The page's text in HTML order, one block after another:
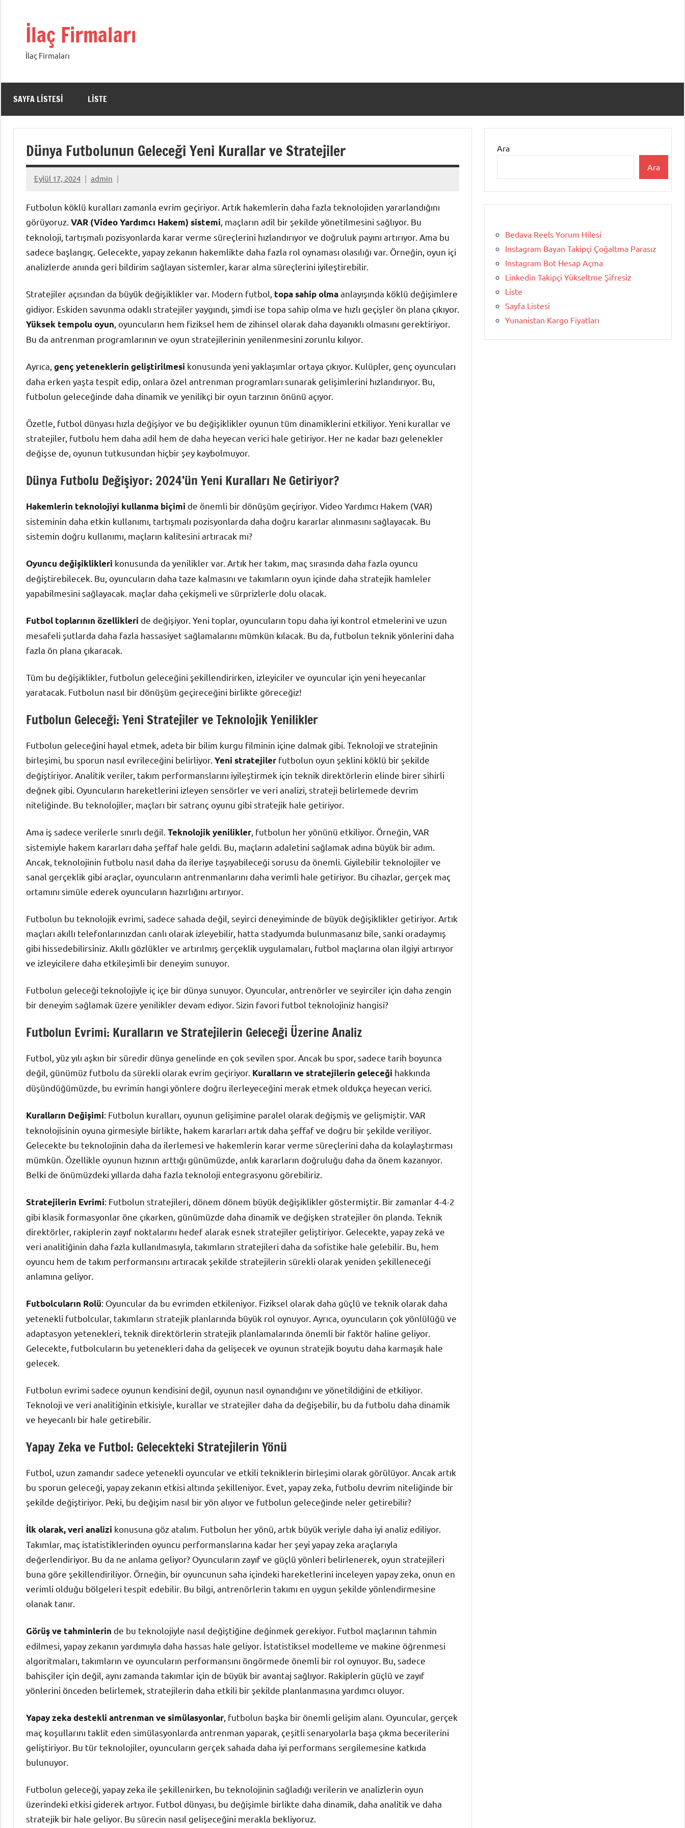
İlaç Firmaları
İlaç Firmaları
SAYFA LISTESI LISTE
Dünya Futbolunun Geleceği Yeni Kurallar ve Stratejiler
Eylül 17, 2024 admin
Futbolun köklü kuralları zamanla evrim geçiriyor. Artık hakemlerin daha fazla teknolojiden yararlandığını
görüyoruz. VAR (Video Yardımcı Hakem) sistemi , maçların adil bir şekilde yönetilmesini sağlıyor. Bu
teknoloji, tartışmalı pozisyonlarda karar verme süreçlerini hızlandırıyor ve doğruluk payını artırıyor. Ama bu
sadece başlangıç. Gelecekte, yapay zekanın hakemlikte daha fazla rol oynaması olasılığı var. Örneğin, oyun içi
analizlerde anında geri bildirim sağlayan sistemler, karar alma süreçlerini iyileştirebilir.
Stratejiler açısından da büyük değişiklikler var. Modern futbol, topa sahip olmaanlayışında köklü değişimlere
gidiyor. Eskiden savunma odaklı stratejiler yaygındı, şimdi ise topa sahip olma ve hızlı geçişler ön plana çıkıyor.
Yüksek tempolu oyun , oyuncuların hem fiziksel hem de zihinsel olarak daha dayanıklı olmasını gerektiriyor.
Bu da antrenman programlarının ve oyun stratejilerinin yenilenmesini zorunlu kılıyor.
Ayrıca, genç yeteneklerin geliştirilmesi konusunda yeni yaklaşımlar ortaya çıkıyor. Kulüpler, genç oyuncuları
daha erken yaşta tespit edip, onlara özel antrenman programları sunarak gelişimlerini hızlandırıyor. Bu,
futbolun geleceğinde daha dinamik ve yenilikçi bir oyun tarzının önünü açıyor.
Özetle, futbol dünyası hızla değişiyor ve bu değişiklikler oyunun tüm dinamiklerini etkiliyor. Yeni kurallar ve
stratejiler, futbolu hem daha adil hem de daha heyecan verici hale getiriyor. Her ne kadar bazı gelenekler
değişse de, oyunun tutkusundan hiçbir şey kaybolmuyor.
Dünya Futbolu Değişiyor: 2024’ün Yeni Kuralları Ne Getiriyor?
Hakemlerin teknolojiyi kullanma biçimi de önemli bir dönüşüm geçiriyor. Video Yardımcı Hakem (VAR)
sisteminin daha etkin kullanımı, tartışmalı pozisyonlarda daha doğru kararlar alınmasını sağlayacak. Bu
sistemin doğru kullanımı, maçların kalitesini artıracak mı?
Oyuncu değişiklikleri konusunda da yenilikler var. Artık her takım, maç sırasında daha fazla oyuncu
değiştirebilecek. Bu, oyuncuların daha taze kalmasını ve takımların oyun içinde daha stratejik hamleler
yapabilmesini sağlayacak. maçlar daha çekişmeli ve sürprizlerle dolu olacak.
Futbol toplarının özellikleri de değişiyor. Yeni toplar, oyuncuların topu daha iyi kontrol etmelerini ve uzun
mesafeli şutlarda daha fazla hassasiyet sağlamalarını mümkün kılacak. Bu da, futbolun teknik yönlerini daha
fazla ön plana çıkaracak.
Tüm bu değişiklikler, futbolun geleceğini şekillendirirken, izleyiciler ve oyuncular için yeni heyecanlar
yaratacak. Futbolun nasıl bir dönüşüm geçireceğini birlikte göreceğiz!
Futbolun Geleceği: Yeni Stratejiler ve Teknolojik Yenilikler
Futbolun geleceğini hayal etmek, adeta bir bilim kurgu filminin içine dalmak gibi. Teknoloji ve stratejinin
birleşimi, bu sporun nasıl evrileceğini belirliyor. Yeni stratejiler futbolun oyun şeklini köklü bir şekilde
değiştiriyor. Analitik veriler, takım performanslarını iyileştirmek için teknik direktörlerin elinde birer sihirli
değnek gibi. Oyuncuların hareketlerini izleyen sensörler ve veri analizi, strateji belirlemede devrim
niteliğinde. Bu teknolojiler, maçları bir satranç oyunu gibi stratejik hale getiriyor.
Ama iş sadece verilerle sınırlı değil. Teknolojik yenilikler , futbolun her yönünü etkiliyor. Örneğin, VAR
sistemiyle hakem kararları daha şeffaf hale geldi. Bu, maçların adaletini sağlamak adına büyük bir adım.
Ancak, teknolojinin futbolu nasıl daha da ileriye taşıyabileceği sorusu da önemli. Giyilebilir teknolojiler ve
sanal gerçeklik gibi araçlar, oyuncuların antrenmanlarını daha verimli hale getiriyor. Bu cihazlar, gerçek maç
ortamını simüle ederek oyuncuların hazırlığını artırıyor.
Futbolun bu teknolojik evrimi, sadece sahada değil, seyirci deneyiminde de büyük değişiklikler getiriyor. Artık
maçları akıllı telefonlarınızdan canlı olarak izleyebilir, hatta stadyumda bulunmasanız bile, sanki oradaymış
gibi hissedebilirsiniz. Akıllı gözlükler ve artırılmış gerçeklik uygulamaları, futbol maçlarına olan ilgiyi artırıyor
ve izleyicilere daha etkileşimli bir deneyim sunuyor.
Futbolun geleceği teknolojiyle iç içe bir dünya sunuyor. Oyuncular, antrenörler ve seyirciler için daha zengin
bir deneyim sağlamak üzere yenilikler devam ediyor. Sizin favori futbol teknolojiniz hangisi?
Futbolun Evrimi: Kuralların ve Stratejilerin Geleceği Üzerine Analiz
Futbol, yüz yılı aşkın bir süredir dünya genelinde en çok sevilen spor. Ancak bu spor, sadece tarih boyunca
değil, günümüz futbolu da sürekli olarak evrim geçiriyor. Kuralların ve stratejilerin geleceği hakkında
düşündüğümüzde, bu evrimin hangi yönlere doğru ilerleyeceğini merak etmek oldukça heyecan verici.
Kuralların Değişimi: Futbolun kuralları, oyunun gelişimine paralel olarak değişmiş ve gelişmiştir. VAR
teknolojisinin oyuna girmesiyle birlikte, hakem kararları artık daha şeffaf ve doğru bir şekilde veriliyor.
Gelecekte bu teknolojinin daha da ilerlemesi ve hakemlerin karar verme süreçlerini daha da kolaylaştırması
mümkün. Özellikle oyunun hızının arttığı günümüzde, anlık kararların doğruluğu daha da önem kazanıyor.
Belki de önümüzdeki yıllarda daha fazla teknoloji entegrasyonu görebiliriz.
Stratejilerin Evrimi: Futbolun stratejileri, dönem dönem büyük değişiklikler göstermiştir. Bir zamanlar 4-4-2
gibi klasik formasyonlar öne çıkarken, günümüzde daha dinamik ve değişken stratejiler ön planda. Teknik
direktörler, rakiplerin zayıf noktalarını hedef alarak esnek stratejiler geliştiriyor. Gelecekte, yapay zekâ ve
veri analitiğinin daha fazla kullanılmasıyla, takımların stratejileri daha da sofistike hale gelebilir. Bu, hem
oyuncu hem de takım performansını artıracak şekilde stratejilerin sürekli olarak yeniden şekilleneceği
anlamına geliyor.
Futbolcuların Rolü: Oyuncular da bu evrimden etkileniyor. Fiziksel olarak daha güçlü ve teknik olarak daha
yetenekli futbolcular, takımların stratejik planlarında büyük rol oynuyor. Ayrıca, oyuncuların çok yönlülüğü ve
adaptasyon yetenekleri, teknik direktörlerin stratejik planlamalarında önemli bir faktör haline geliyor.
Gelecekte, futbolcuların bu yetenekleri daha da gelişecek ve oyunun stratejik boyutu daha karmaşık hale
gelecek.
Futbolun evrimi sadece oyunun kendisini değil, oyunun nasıl oynandığını ve yönetildiğini de etkiliyor.
Teknoloji ve veri analitiğinin etkisiyle, kurallar ve stratejiler daha da değişebilir, bu da futbolu daha dinamik
ve heyecanlı bir hale getirebilir.
Yapay Zeka ve Futbol: Gelecekteki Stratejilerin Yönü
Futbol, uzun zamandır sadece yetenekli oyuncular ve etkili tekniklerin birleşimi olarak görülüyor. Ancak artık
bu sporun geleceği, yapay zekanın etkisi altında şekilleniyor. Evet, yapay zeka, futbolu devrim niteliğinde bir
şekilde değiştiriyor. Peki, bu değişim nasıl bir yön alıyor ve futbolun geleceğinde neler getirebilir?
İlk olarak, veri analizi konusuna göz atalım. Futbolun her yönü, artık büyük veriyle daha iyi analiz ediliyor.
Takımlar, maç istatistiklerinden oyuncu performanslarına kadar her şeyi yapay zeka araçlarıyla
değerlendiriyor. Bu da ne anlama geliyor? Oyuncuların zayıf ve güçlü yönleri belirlenerek, oyun stratejileri
buna göre şekillendiriliyor. Örneğin, bir oyuncunun saha içindeki hareketlerini inceleyen yapay zeka, onun en
verimli olduğu bölgeleri tespit edebilir. Bu bilgi, antrenörlerin takımı en uygun şekilde yönlendirmesine
olanak tanır.
Görüş ve tahminlerin de bu teknolojiyle nasıl değiştiğine değinmek gerekiyor. Futbol maçlarının tahmin
edilmesi, yapay zekanın yardımıyla daha hassas hale geliyor. İstatistiksel modelleme ve makine öğrenmesi
algoritmaları, takımların ve oyuncuların performansını öngörmede önemli bir rol oynuyor. Bu, sadece
bahisçiler için değil, aynı zamanda takımlar için de büyük bir avantaj sağlıyor. Rakiplerin güçlü ve zayıf
yönlerini önceden belirlemek, stratejilerin daha etkili bir şekilde planlanmasına yardımcı oluyor.
Yapay zeka destekli antrenman ve simülasyonlar , futbolun başka bir önemli gelişim alanı. Oyuncular, gerçek
maç koşullarını taklit eden simülasyonlarda antrenman yaparak, çeşitli senaryolarla başa çıkma becerilerini
geliştiriyor. Bu tür teknolojiler, oyuncuların gerçek sahada daha iyi performans sergilemesine katkıda
bulunuyor.
Futbolun geleceği, yapay zeka ile şekillenirken, bu teknolojinin sağladığı verilerin ve analizlerin oyun
üzerindeki etkisi giderek artıyor. Futbol dünyası, bu değişimle birlikte daha dinamik, daha analitik ve daha
stratejik bir hale geliyor. Bu sürecin nasıl gelişeceğini merakla bekliyoruz.
Ara
Ara
Bedava Reels Yorum Hilesi
Instagram Bayan Takipçi Çoğaltma Parasız
Instagram Bot Hesap Açma
Linkedin Takipçi Yükseltme Şifresiz
Liste
Sayfa Listesi
Yunanistan Kargo Fiyatları